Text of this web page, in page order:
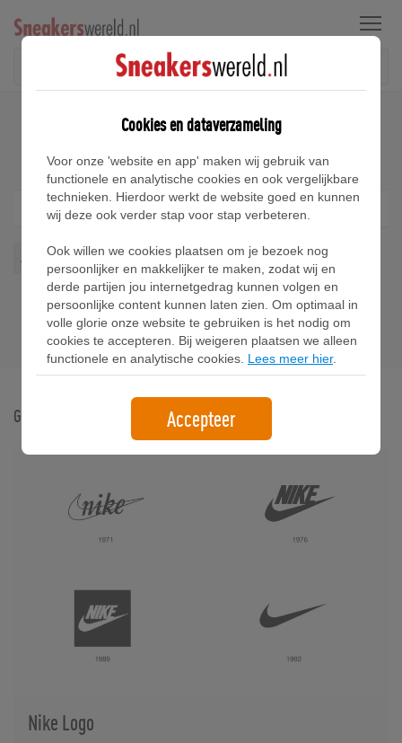
Menu
Nike Air Pegasus 83 Sneakers
Air Pegasus 83 Wis alles
Gerelateerde artikelen
Nike Logo
Cookies en dataverzameling
Voor onze 'website en app' maken wij gebruik van
functionele en analytische cookies en ook vergelijkbare
technieken. Hierdoor werkt de website goed en kunnen
wij deze ook verder stap voor stap verbeteren.
Ook willen we cookies plaatsen om je bezoek nog
persoonlijker en makkelijker te maken, zodat wij en
derde partijen jou internetgedrag kunnen volgen en
persoonlijke content kunnen laten zien. Om optimaal in
volle glorie onze website te gebruiken is het nodig om
cookies te accepteren. Bij weigeren plaatsen we alleen
functionele en analytische cookies. Lees meer hier.
Accepteer